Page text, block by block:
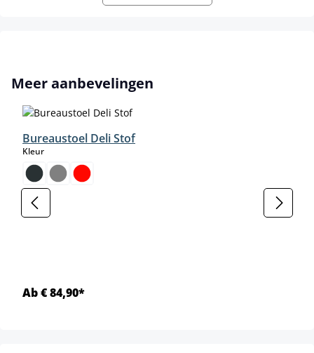
Productgalerij overslaan
Meer aanbevelingen
Bureaustoel Deli Stof
Kleurselect
Ab € 84,90*